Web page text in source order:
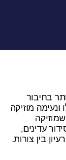
בחיבור
מוזיקה
עדינים,
בין צורות.